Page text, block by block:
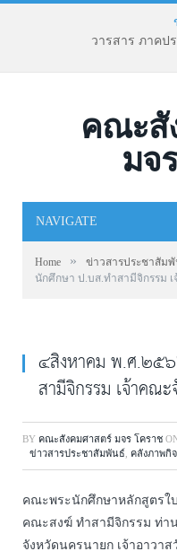
วารสาร ภาคป
คณะสั
มจ
NAVIGATE
Home » ข่าวสารประชาสัม
นักศึกษา ป.บส.ทำสามีจิกรรม
๔สิงหาคม พ.ศ.๒๕
สามีจิกรรม เจ้าคณ
BY คณะสังคมศาสตร์ มจร โคราช
ข่าวสารประชาสัมพันธ์
คลังภาพกิ
คณะพระนักศึกษาหลักสูตรใ
คณะสงฆ์ ทำสามีจิกรรม ท่า
จังหวัดนครนายก เจ้าอาวา